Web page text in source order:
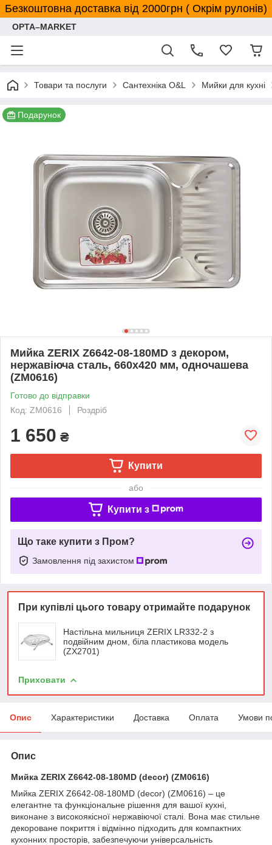
Безкоштовна доставка від 2000грн ( Окрім рулонів)
OPTA–MARKET
Товари та послуги Сантехніка O&L Мийки для кухні
Подарунок
Мийка ZERIX Z6642-08-180MD з декором,
нержавіюча сталь, 660x420 мм, одночашева
(ZM0616)
Готово до відправки
Код: ZM0616
Роздріб
1 650 ₴
Купити
або
Купити з
Що таке купити з Пром?
Замовлення під захистом
При купівлі цього товару отримайте подарунок
Настільна мильниця ZERIX LR332-2 з
подвійним дном, біла пластикова модель
(ZX2701)
Приховати
Опис Характеристики Доставка Оплата Умови
Опис
Мийка ZERIX Z6642-08-180MD (decor) (ZM0616)
Мийка ZERIX Z6642-08-180MD (decor) (ZM0616) – це
елегантне та функціональне рішення для вашої кухні,
виконане з високоякісної нержавіючої сталі. Вона має стильне
декороване покриття і відмінно підходить для компактних
кухонних просторів, забезпечуючи універсальність